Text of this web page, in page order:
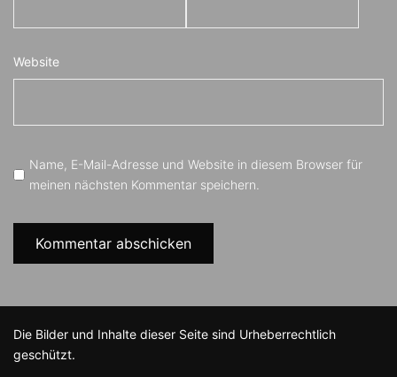
Website
Name, E-Mail-Adresse und Website in diesem Browser für
meinen nächsten Kommentar speichern.
Die Bilder und Inhalte dieser Seite sind Urheberrechtlich
geschützt.